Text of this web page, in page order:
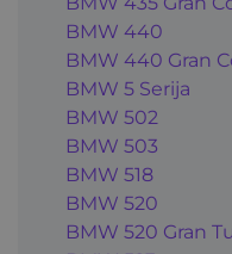
BMW 440
BMW 440 Gran
BMW 5 Serija
BMW 502
BMW 503
BMW 518
BMW 520
BMW 520 Gran